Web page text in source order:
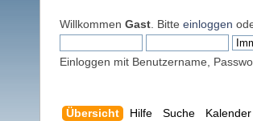
Willkommen Gast . Bitte einloggen
Einloggen mit Benutzername,
Übersicht Hilfe Suche Kalender